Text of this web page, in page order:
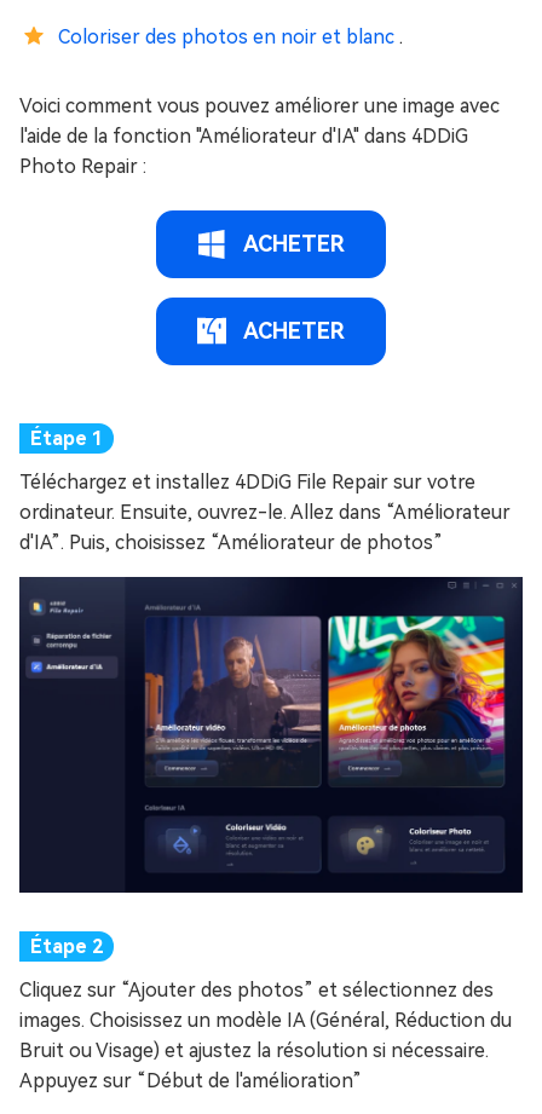
Coloriser des photos en noir et blanc .
Voici comment vous pouvez améliorer une image avec
l'aide de la fonction "Améliorateur d'IA" dans 4DDiG
Photo Repair :
ACHETER
ACHETER
Téléchargez et installez 4DDiG File Repair sur votre
ordinateur. Ensuite, ouvrez-le. Allez dans “Améliorateur
d'IA”. Puis, choisissez “Améliorateur de photos”
Cliquez sur “Ajouter des photos” et sélectionnez des
images. Choisissez un modèle IA (Général, Réduction du
Bruit ou Visage) et ajustez la résolution si nécessaire.
Appuyez sur “Début de l'amélioration”